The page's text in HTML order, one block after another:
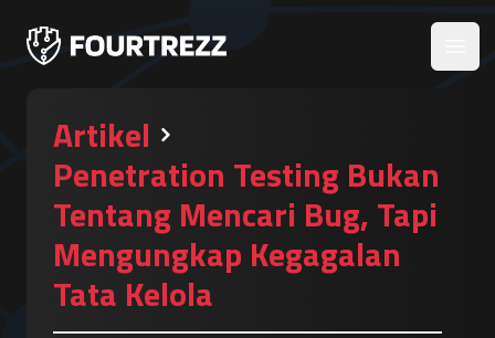
Artikel
Penetration Testing Bukan
Tentang Mencari Bug, Tapi
Mengungkap Kegagalan
Tata Kelola